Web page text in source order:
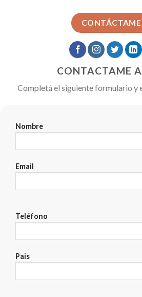
CONTÁCTAME
CONTACTAME
Completá el siguiente formulario y
Nombre
Email
Teléfono
Pais